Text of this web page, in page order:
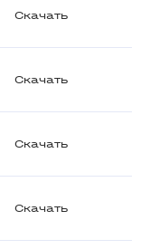
Скачать
Скачать
Скачать
Скачать